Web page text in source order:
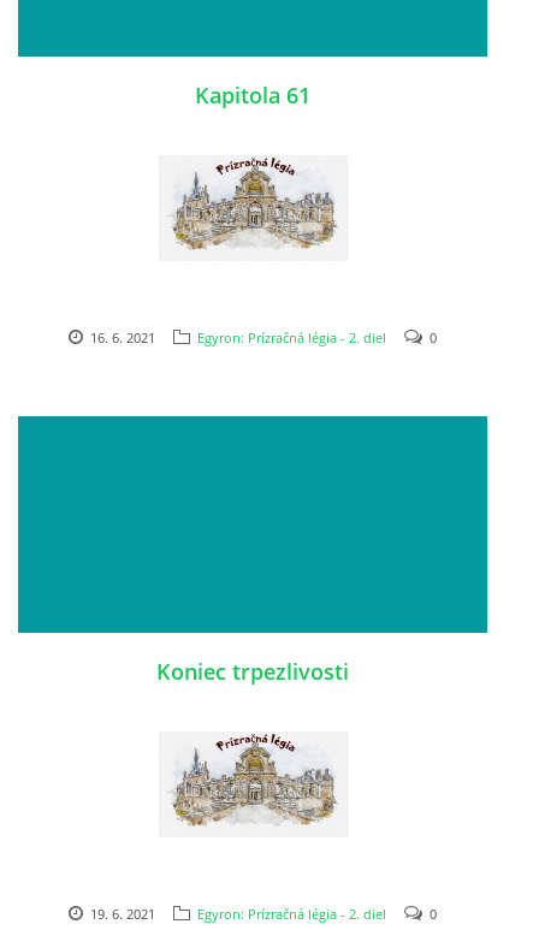
Kapitola 61
16. 6. 2021 Egyron: Prízračná légia - 2. diel 0
Koniec trpezlivosti
19. 6. 2021 Egyron: Prízračná légia - 2. diel 0